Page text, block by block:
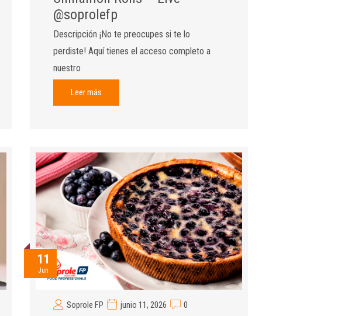
@soprolefp
Descripción ¡No te preocupes si te lo
perdiste! Aquí tienes el acceso completo a
nuestro
Leer más
11
Jun
Soprole FP junio 11, 2026 0